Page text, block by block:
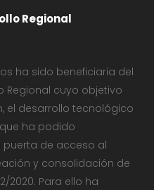
Regional
ha sido beneficiaria del
Regional cuyo objetivo
el desarrollo tecnológico
ha podido
de acceso al
y consolidación de
2020. Para ello ha